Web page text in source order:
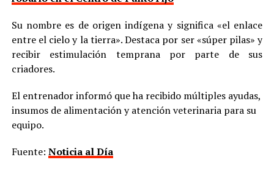
Su nombre es de origen indígena y significa «el enlace
entre el cielo y la tierra». Destaca por ser «súper pilas» y
recibir estimulación temprana por parte de sus
criadores.
El entrenador informó que ha recibido múltiples ayudas,
insumos de alimentación y atención veterinaria para su
equipo.
Fuente: Noticia al Día